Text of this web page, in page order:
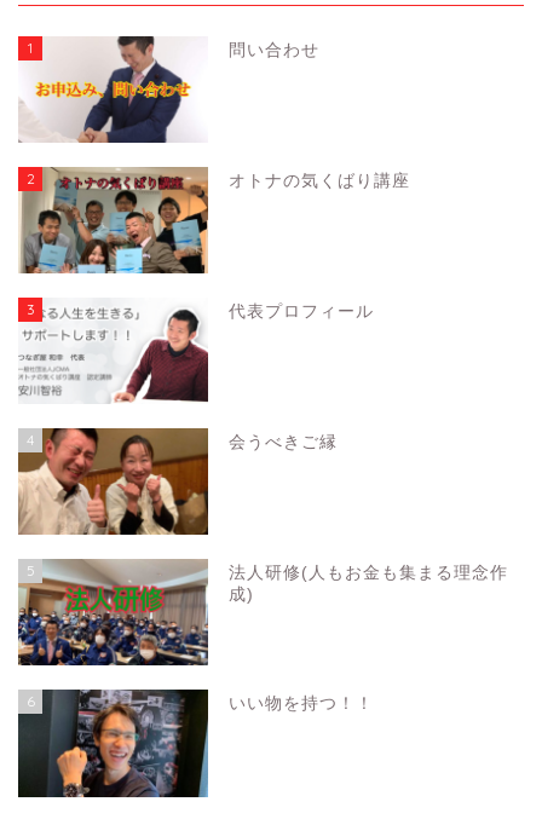
1 問い合わせ
2 オトナの気くばり講座
3 代表プロフィール
4 会うべきご縁
5
法人研修(人もお金も集まる理念作
成)
6 いい物を持つ！！